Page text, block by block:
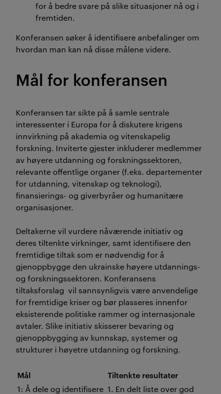
for å bedre svare på slike situasjoner nå og i
fremtiden.
Konferansen søker å identifisere anbefalinger om
hvordan man kan nå disse målene videre.
Mål for konferansen
Konferansen tar sikte på å samle sentrale
interessenter i Europa for å diskutere krigens
innvirkning på akademia og vitenskapelig
forskning. Inviterte gjester inkluderer medlemmer
av høyere utdanning og forskningssektoren,
relevante offentlige organer (f.eks. departementer
for utdanning, vitenskap og teknologi),
finansierings- og giverbyråer og humanitære
organisasjoner.
Deltakerne vil vurdere nåværende initiativ og
deres tiltenkte virkninger, samt identifisere den
fremtidige tiltak som er nødvendig for å
gjenoppbygge den ukrainske høyere utdannings-
og forskningssektoren. Konferansens
tiltaksforslag vil sannsynligvis være anvendelige
for fremtidige kriser og bør plasseres innenfor
eksisterende politiske rammer og internasjonale
avtaler. Slike initiativ skisserer bevaring og
gjenoppbygging av kunnskap, systemer og
strukturer i høyetre utdanning og forskning.
Mål Tiltenkte resultater
1: Å dele og identifisere 1. En delt liste over god